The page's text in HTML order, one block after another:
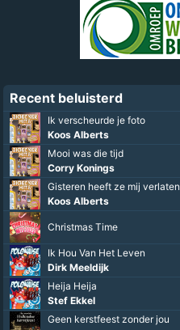
Recent beluisterd
Ik verscheurde je foto
Koos Alberts
Mooi was die tijd
Corry Konings
Gisteren heeft ze mij verlaten
Koos Alberts
Christmas Time
Ik Hou Van Het Leven
Dirk Meeldijk
Heija Heija
Stef Ekkel
Geen kerstfeest zonder jou